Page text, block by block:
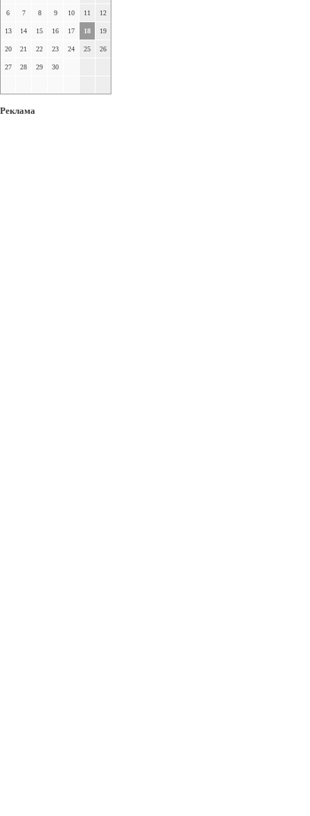
6 7 8 9 10 11 12
13 14 15 16 17 18 19
20 21 22 23 24 25 26
27 28 29 30
Реклама